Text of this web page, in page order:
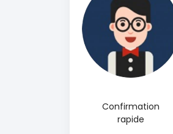
Confirmation
rapide